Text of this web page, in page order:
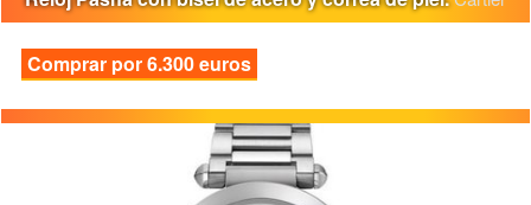
Comprar por 6.300 euros